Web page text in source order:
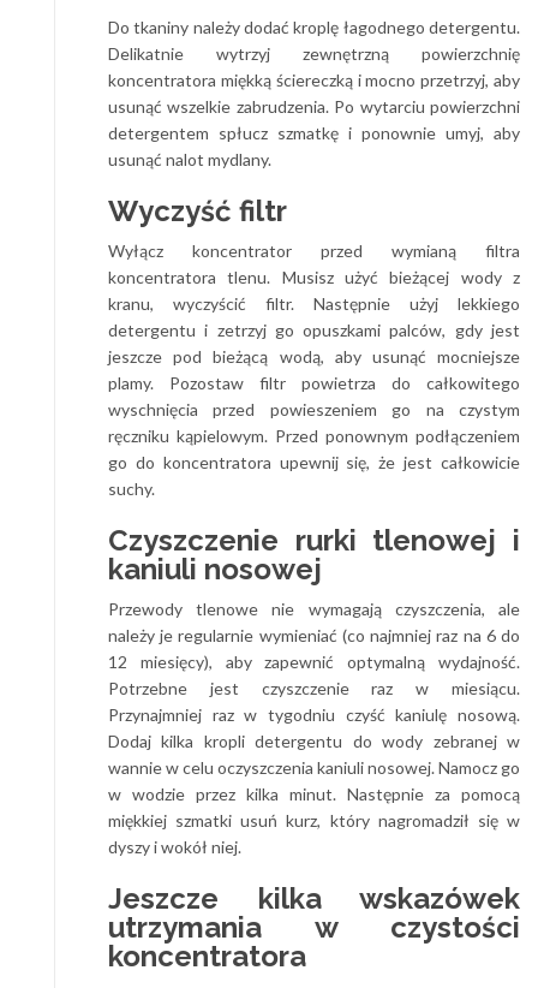
Do tkaniny należy dodać kroplę łagodnego detergentu.
Delikatnie wytrzyj zewnętrzną powierzchnię
koncentratora miękką ściereczką i mocno przetrzyj, aby
usunąć wszelkie zabrudzenia. Po wytarciu powierzchni
detergentem spłucz szmatkę i ponownie umyj, aby
usunąć nalot mydlany.
Wyczyść filtr
Wyłącz koncentrator przed wymianą filtra
koncentratora tlenu. Musisz użyć bieżącej wody z
kranu, wyczyścić filtr. Następnie użyj lekkiego
detergentu i zetrzyj go opuszkami palców, gdy jest
jeszcze pod bieżącą wodą, aby usunąć mocniejsze
plamy. Pozostaw filtr powietrza do całkowitego
wyschnięcia przed powieszeniem go na czystym
ręczniku kąpielowym. Przed ponownym podłączeniem
go do koncentratora upewnij się, że jest całkowicie
suchy.
Czyszczenie rurki tlenowej i
kaniuli nosowej
Przewody tlenowe nie wymagają czyszczenia, ale
należy je regularnie wymieniać (co najmniej raz na 6 do
12 miesięcy), aby zapewnić optymalną wydajność.
Potrzebne jest czyszczenie raz w miesiącu.
Przynajmniej raz w tygodniu czyść kaniulę nosową.
Dodaj kilka kropli detergentu do wody zebranej w
wannie w celu oczyszczenia kaniuli nosowej. Namocz go
w wodzie przez kilka minut. Następnie za pomocą
miękkiej szmatki usuń kurz, który nagromadził się w
dyszy i wokół niej.
Jeszcze kilka wskazówek
utrzymania w czystości
koncentratora